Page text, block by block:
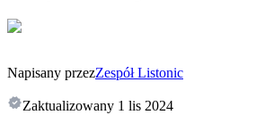
Napisany przezZespół Listonic
Zaktualizowany 1 lis 2024